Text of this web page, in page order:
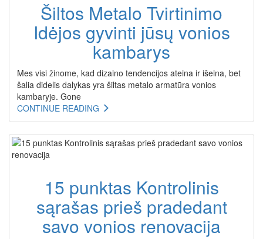
Šiltos Metalo Tvirtinimo
Idėjos gyvinti jūsų vonios
kambarys
Mes visi žinome, kad dizaino tendencijos ateina ir išeina, bet
šalia didelis dalykas yra šiltas metalo armatūra vonios
kambaryje. Gone
CONTINUE READING
15 punktas Kontrolinis
sąrašas prieš pradedant
savo vonios renovacija